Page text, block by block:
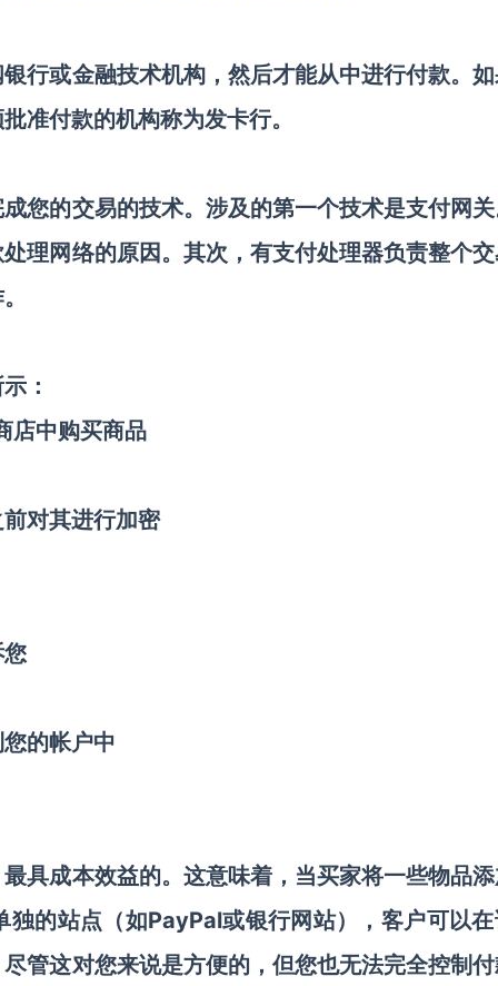
行或金融技术机构，然后才能从中进行付款。
准付款的机构称为发卡行。
您的交易的技术。涉及的第一个技术是支付网
理网络的原因。其次，有支付处理器负责整个
：
店中购买商品
对其进行加密
您
的帐户中
具成本效益的。这意味着，当买家将一些物品
独的站点（如PayPal或银行网站），客户可以
管这对您来说是方便的，但您也无法完全控制